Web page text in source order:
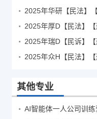
2025年华研【民法】
2025年厚D【民法】
2025年众H【民法】
其他专业
AI智能体一人公司训